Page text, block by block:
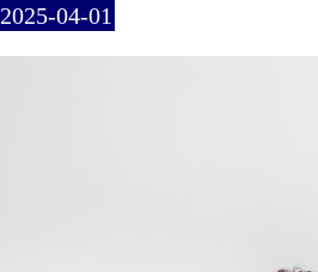
2025-04-01